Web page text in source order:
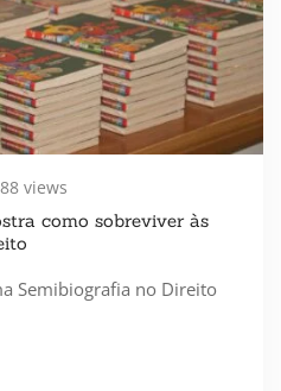
views
como sobreviver às
Semibiografia no Direito